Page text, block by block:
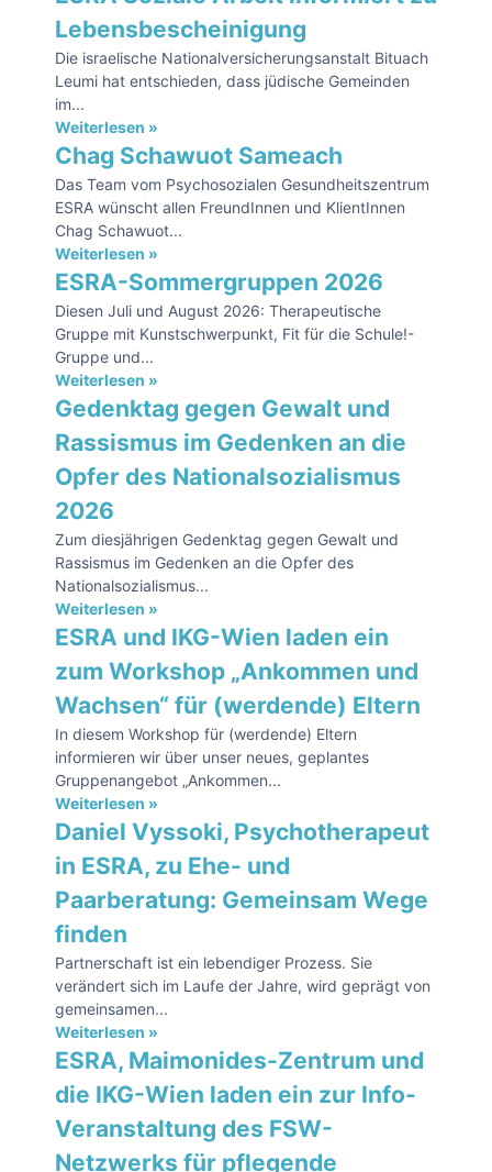
Lebensbescheinigung
Die israelische Nationalversicherungsanstalt Bituach
Leumi hat entschieden, dass jüdische Gemeinden
im...
Weiterlesen »
Chag Schawuot Sameach
Das Team vom Psychosozialen Gesundheitszentrum
ESRA wünscht allen FreundInnen und KlientInnen
Chag Schawuot...
Weiterlesen »
ESRA-Sommergruppen 2026
Diesen Juli und August 2026: Therapeutische
Gruppe mit Kunstschwerpunkt, Fit für die Schule!-
Gruppe und...
Weiterlesen »
Gedenktag gegen Gewalt und
Rassismus im Gedenken an die
Opfer des Nationalsozialismus
2026
Zum diesjährigen Gedenktag gegen Gewalt und
Rassismus im Gedenken an die Opfer des
Nationalsozialismus...
Weiterlesen »
ESRA und IKG-Wien laden ein
zum Workshop „Ankommen und
Wachsen“ für (werdende) Eltern
In diesem Workshop für (werdende) Eltern
informieren wir über unser neues, geplantes
Gruppenangebot „Ankommen...
Weiterlesen »
Daniel Vyssoki, Psychotherapeut
in ESRA, zu Ehe- und
Paarberatung: Gemeinsam Wege
finden
Partnerschaft ist ein lebendiger Prozess. Sie
verändert sich im Laufe der Jahre, wird geprägt von
gemeinsamen...
Weiterlesen »
ESRA, Maimonides-Zentrum und
die IKG-Wien laden ein zur Info-
Veranstaltung des FSW-
Netzwerks für pflegende